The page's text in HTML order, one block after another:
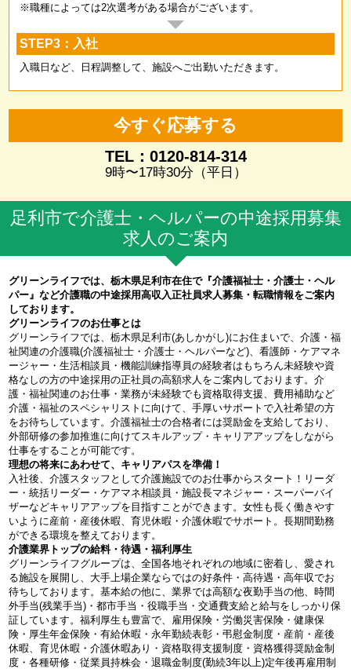
※職種によっては2次選考がある場合がございます。
STEP3：入社
入職日など、日程調整して、施設へご出勤いただきます。
今すぐ応募する
TEL：0120-814-314
9時〜17時30分（平日）
足利市で介護士・ヘルパーの中途採用募集
求人のご案内
グリーンライフでは、栃木県足利市在住で『介護福祉士・介護士・ヘル
パー』など介護職の中途採用高収入正社員求人募集・転職情報をご案内
しております。
グリーンライフのお仕事とは
グリーンライフでは、栃木県足利市(あしかがし)にお住まいで、介護・福
祉関連の介護職(介護福祉士・介護士・ヘルパーなど)、看護師・ケアマネ
ージャー・生活相談員・機能訓練指導員の経験者はもちろん未経験や資
格なしの方の中途採用の正社員の高額求人をご案内しております。介
護・福祉関連のお仕事・業務が未経験でも資格取得支援、費用補助など
介護・福祉のスペシャリストに向けて、手厚いサポートで入社希望の方
をお待ちしています。介護福祉士の合格者には奨励金を支給しており、
外部研修の参加推進に向けてスキルアップ・キャリアアップをしながら
仕事をすることが可能です。
理想の将来にあわせて、キャリアパスを準備！
入社後、介護スタッフとして介護施設でのお仕事からスタート！リーダ
ー・統括リーダー・ケアマネ相談員・施設長マネジャー・スーパーバイ
ザーなどキャリアアップを目指すことができます。女性も長く働きやす
いように産前・産後休暇、育児休暇・介護休暇でサポート。長期間勤務
ができる環境を整えております。
介護業界トップの給料・待遇・福利厚生
グリーンライフグループは、全国各地それぞれの地域に密着し、愛され
る施設を展開し、大手上場企業ならではの好条件・高待遇・高年収でお
待ちしております。基本給の他に、業界では高額な夜勤手当の他、時間
外手当(残業手当)・都市手当・役職手当・交通費支給と給与をしっかり保
証しています。福利厚生も豊富で、雇用保険・労働災害保険・健康保
険・厚生年金保険・有給休暇・永年勤続表彰・弔慰金制度・産前・産後
休暇、育児休暇・介護休暇あり・資格取得支援制度・資格獲得奨励金制
度・各種研修・従業員持株会・退職金制度(勤続3年以上)定年後再雇用制